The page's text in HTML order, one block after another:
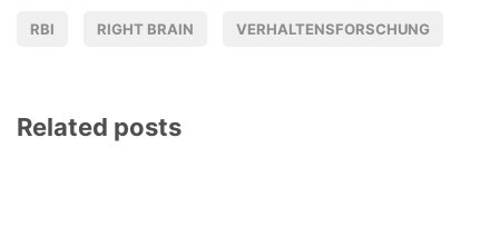
RBI RIGHT BRAIN VERHALTENSFORSCHUNG
Related posts